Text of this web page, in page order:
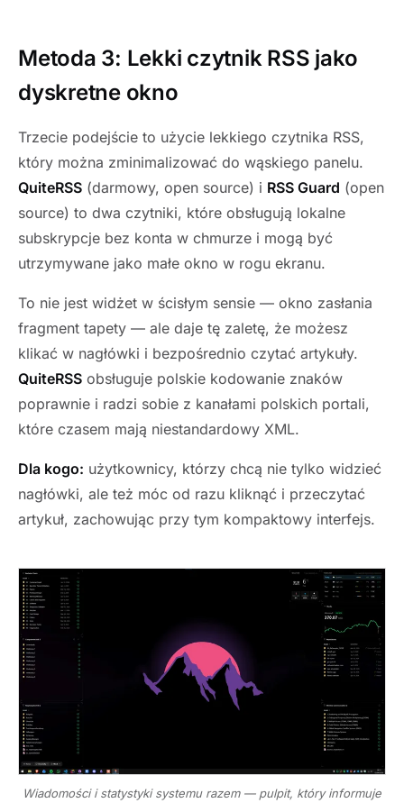
Metoda 3: Lekki czytnik RSS jako
dyskretne okno
Trzecie podejście to użycie lekkiego czytnika RSS,
który można zminimalizować do wąskiego panelu.
QuiteRSS (darmowy, open source) i RSS Guard (open
source) to dwa czytniki, które obsługują lokalne
subskrypcje bez konta w chmurze i mogą być
utrzymywane jako małe okno w rogu ekranu.
To nie jest widżet w ścisłym sensie — okno zasłania
fragment tapety — ale daje tę zaletę, że możesz
klikać w nagłówki i bezpośrednio czytać artykuły.
QuiteRSS obsługuje polskie kodowanie znaków
poprawnie i radzi sobie z kanałami polskich portali,
które czasem mają niestandardowy XML.
Dla kogo: użytkownicy, którzy chcą nie tylko widzieć
nagłówki, ale też móc od razu kliknąć i przeczytać
artykuł, zachowując przy tym kompaktowy interfejs.
Wiadomości i statystyki systemu razem — pulpit, który informuje